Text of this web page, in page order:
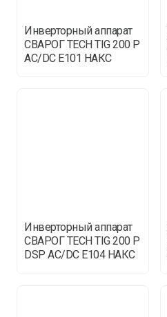
Инверторный аппарат
СВАРОГ TECH TIG 200 P
AC/DC E101 НАКС
Инверторный аппарат
СВАРОГ TECH TIG 200 P
DSP AC/DC E104 НАКС